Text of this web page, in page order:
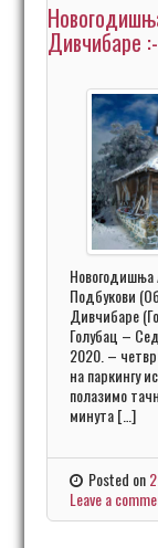
Дивчибаре
Подбукови
Дивчибаре
Голубац –
2020. –
на паркингу
полазимо
минута […]
Posted on
Leave a